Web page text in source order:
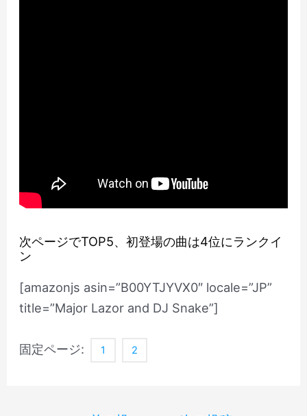
次ページでTOP5、初登場の曲は4位にランクイ
ン
[amazonjs asin=”B00YTJYVX0″ locale=”JP”
title=”Major Lazor and DJ Snake”]
固定ページ: 1 2